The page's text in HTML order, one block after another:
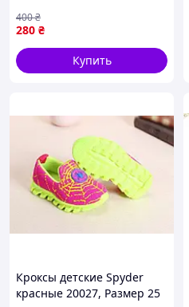
280 ₴
400₴
Купить
Кроксы детские Spyder
красные 20027, Размер 25